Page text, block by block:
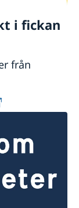
i fickan
från